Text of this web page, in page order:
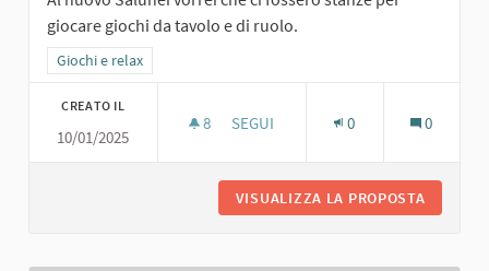
giocare giochi da tavolo e di ruolo.
Filtra i risultati per categoria: Giochi e relax
Giochi e relax
CREATO IL
10/01/2025
8 8 SOSTENITORI
SEGUI 0 0
VISUALIZZA LA PROPOSTA